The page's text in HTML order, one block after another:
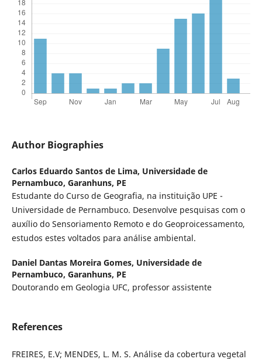
Author Biographies
Carlos Eduardo Santos de Lima, Universidade de
Pernambuco, Garanhuns, PE
Estudante do Curso de Geografia, na instituição UPE -
Universidade de Pernambuco. Desenvolve pesquisas com o
auxílio do Sensoriamento Remoto e do Geoproicessamento,
estudos estes voltados para análise ambiental.
Daniel Dantas Moreira Gomes, Universidade de
Pernambuco, Garanhuns, PE
Doutorando em Geologia UFC, professor assistente
References
FREIRES, E.V; MENDES, L. M. S. Análise da cobertura vegetal